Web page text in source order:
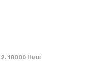
18000 Ниш